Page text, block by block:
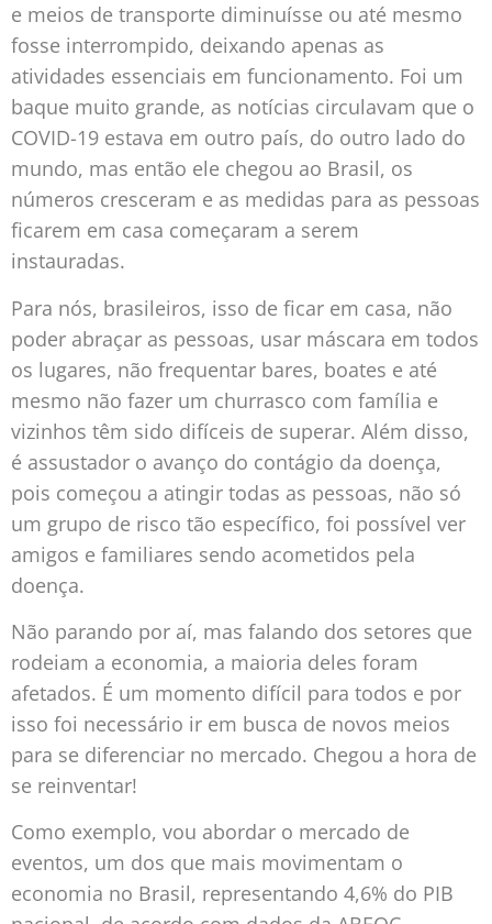
e meios de transporte diminuísse ou até mesmo
fosse interrompido, deixando apenas as
atividades essenciais em funcionamento. Foi um
baque muito grande, as notícias circulavam que o
COVID-19 estava em outro país, do outro lado do
mundo, mas então ele chegou ao Brasil, os
números cresceram e as medidas para as pessoas
ficarem em casa começaram a serem
instauradas.
Para nós, brasileiros, isso de ficar em casa, não
poder abraçar as pessoas, usar máscara em todos
os lugares, não frequentar bares, boates e até
mesmo não fazer um churrasco com família e
vizinhos têm sido difíceis de superar. Além disso,
é assustador o avanço do contágio da doença,
pois começou a atingir todas as pessoas, não só
um grupo de risco tão específico, foi possível ver
amigos e familiares sendo acometidos pela
doença.
Não parando por aí, mas falando dos setores que
rodeiam a economia, a maioria deles foram
afetados. É um momento difícil para todos e por
isso foi necessário ir em busca de novos meios
para se diferenciar no mercado. Chegou a hora de
se reinventar!
Como exemplo, vou abordar o mercado de
eventos, um dos que mais movimentam o
economia no Brasil, representando 4,6% do PIB